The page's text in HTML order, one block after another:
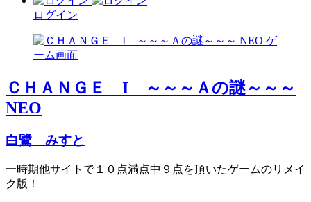
ログイン
ＣＨＡＮＧＥ I ～～～Ａの謎～～～
NEO
白鷺 みすと
一時期他サイトで１０点満点中９点を頂いたゲームのリメイ
ク版！